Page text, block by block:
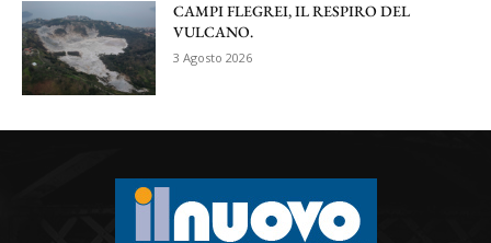
CAMPI FLEGREI, IL RESPIRO DEL
VULCANO.
3 Agosto 2026